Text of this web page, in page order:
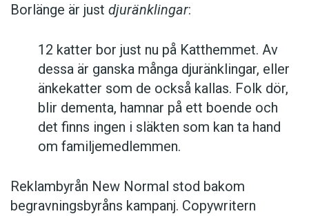
Borlänge är just djuränklingar:
12 katter bor just nu på Katthemmet. Av
dessa är ganska många djuränklingar, eller
änkekatter som de också kallas. Folk dör,
blir dementa, hamnar på ett boende och
det finns ingen i släkten som kan ta hand
om familjemedlemmen.
Reklambyrån New Normal stod bakom
begravningsbyråns kampanj. Copywritern